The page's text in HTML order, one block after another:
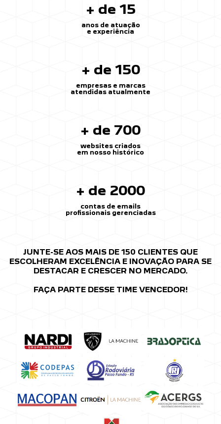
+ de 15
anos de atuação
e experiência
+ de 150
empresas e marcas
atendidas atualmente
+ de 700
websites criados
em nosso histórico
+ de 2000
contas de emails
profissionais gerenciadas
JUNTE-SE AOS MAIS DE 150 CLIENTES QUE
ESCOLHERAM EXCELÊNCIA E INOVAÇÃO PARA SE
DESTACAR E CRESCER NO MERCADO.
FAÇA PARTE DESSE TIME VENCEDOR!